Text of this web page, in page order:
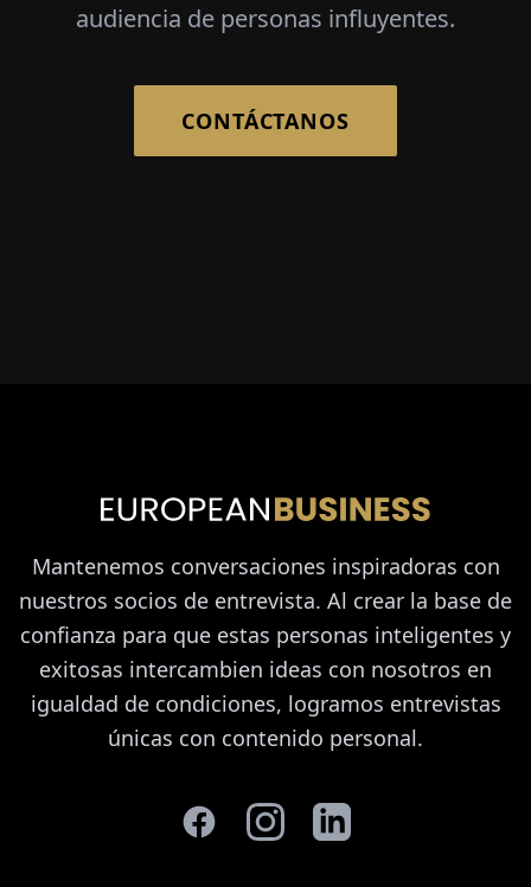
audiencia de personas influyentes.
CONTÁCTANOS
Mantenemos conversaciones inspiradoras con
nuestros socios de entrevista. Al crear la base de
confianza para que estas personas inteligentes y
exitosas intercambien ideas con nosotros en
igualdad de condiciones, logramos entrevistas
únicas con contenido personal.